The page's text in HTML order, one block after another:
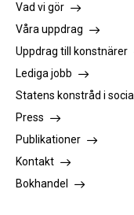
Vad vi gör
Våra uppdrag
Uppdrag till konstnärer
Lediga jobb
Statens konstråd i
Press
Publikationer
Kontakt
Bokhandel